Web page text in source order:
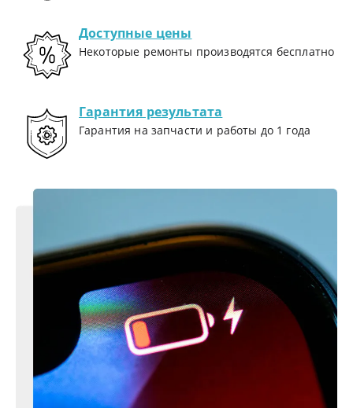
Доступные цены
Некоторые ремонты производятся бесплатно
Гарантия результата
Гарантия на запчасти и работы до 1 года